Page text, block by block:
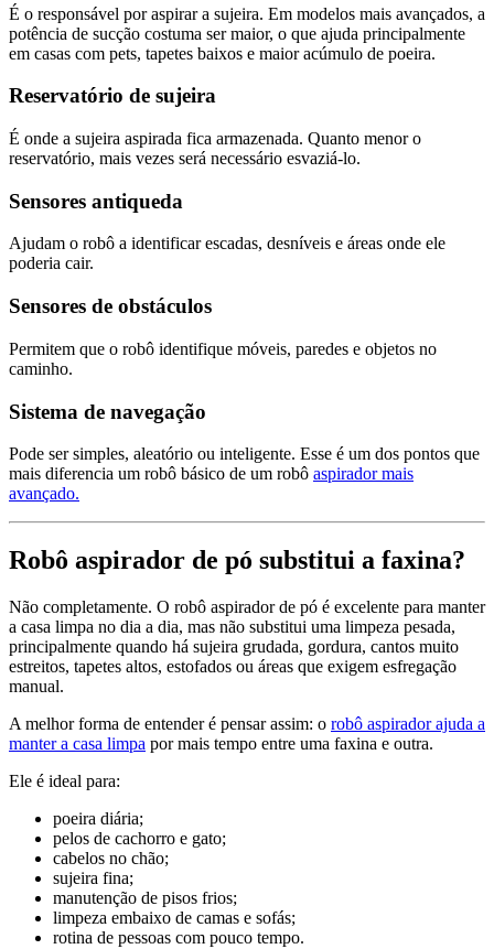
É o responsável por aspirar a sujeira. Em modelos mais avançados, a
potência de sucção costuma ser maior, o que ajuda principalmente
em casas com pets, tapetes baixos e maior acúmulo de poeira.
Reservatório de sujeira
É onde a sujeira aspirada fica armazenada. Quanto menor o
reservatório, mais vezes será necessário esvaziá-lo.
Sensores antiqueda
Ajudam o robô a identificar escadas, desníveis e áreas onde ele
poderia cair.
Sensores de obstáculos
Permitem que o robô identifique móveis, paredes e objetos no
caminho.
Sistema de navegação
Pode ser simples, aleatório ou inteligente. Esse é um dos pontos que
mais diferencia um robô básico de um robô aspirador mais
avançado.
Robô aspirador de pó substitui a faxina?
Não completamente. O robô aspirador de pó é excelente para manter
a casa limpa no dia a dia, mas não substitui uma limpeza pesada,
principalmente quando há sujeira grudada, gordura, cantos muito
estreitos, tapetes altos, estofados ou áreas que exigem esfregação
manual.
A melhor forma de entender é pensar assim: o robô aspirador ajuda a
manter a casa limpa por mais tempo entre uma faxina e outra.
Ele é ideal para:
poeira diária;
pelos de cachorro e gato;
cabelos no chão;
sujeira fina;
manutenção de pisos frios;
limpeza embaixo de camas e sofás;
rotina de pessoas com pouco tempo.